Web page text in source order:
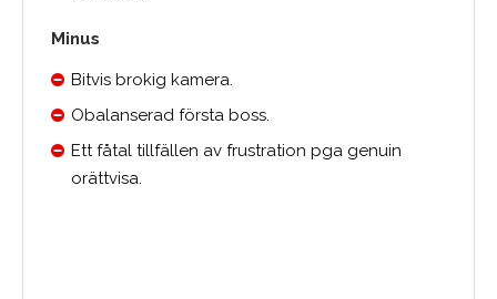
Minus
Bitvis brokig kamera.
Obalanserad första boss.
Ett fåtal tillfällen av frustration pga genuin
orättvisa.